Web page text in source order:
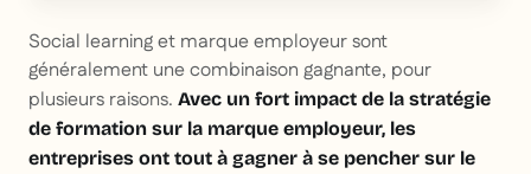
Social learning et marque employeur sont
généralement une combinaison gagnante, pour
plusieurs raisons. Avec un fort impact de la stratégie
de formation sur la marque employeur, les
entreprises ont tout à gagner à se pencher sur le